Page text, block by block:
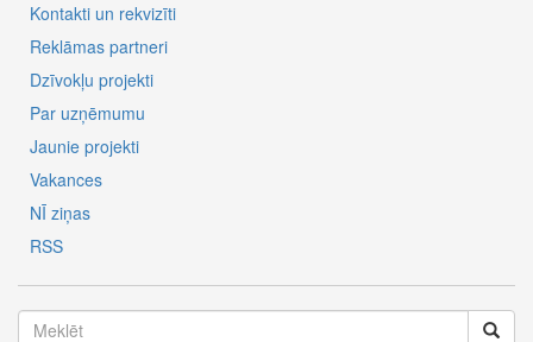
Kontakti un rekvizīti
Reklāmas partneri
Dzīvokļu projekti
Par uzņēmumu
Jaunie projekti
Vakances
NĪ ziņas
RSS